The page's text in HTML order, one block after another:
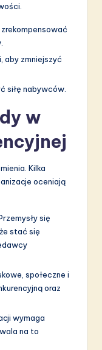
aby zmniejszyć
siłę nabywców.
w
Kilka
oceniają
się
stać się
społeczne i
oraz
wymaga
na to